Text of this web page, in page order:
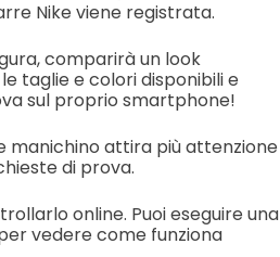
Nike viene registrata.
comparirà un look
taglie e colori disponibili e
sul proprio smartphone!
attira più attenzione
di prova.
online. Puoi eseguire una
vedere come funziona